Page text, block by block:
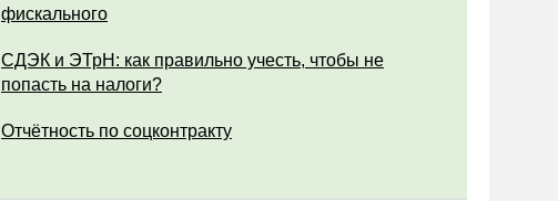
фискального
СДЭК и ЭТрН: как правильно учесть, чтобы не
попасть на налоги?
Отчётность по соцконтракту